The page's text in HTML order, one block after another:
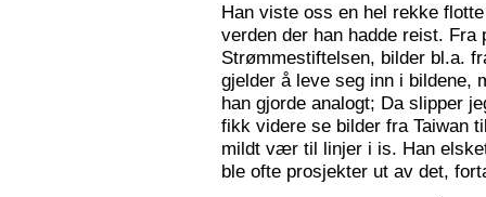
Han viste oss en hel rekke
verden der han hadde reist. Fra
Strømmestiftelsen, bilder bl.a.
gjelder å leve seg inn i bildene,
han gjorde analogt; Da slipper
fikk videre se bilder fra Taiwan
mildt vær til linjer i is. Han
ble ofte prosjekter ut av det,